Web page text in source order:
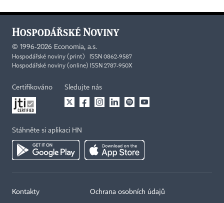
© 1996-2026 Economia, a.s.
Hospodářské noviny (print) ISSN 0862-9587
Hospodářské noviny (online) ISSN 2787-950X
Certifikováno Sledujte nás
Stáhněte si aplikaci HN
Kontakty Ochrana osobních údajů